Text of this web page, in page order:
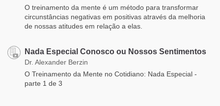
O treinamento da mente é um método para transformar
circunstâncias negativas em positivas através da melhoria
de nossas atitudes em relação a elas.
Nada Especial Conosco ou Nossos Sentimentos
Dr. Alexander Berzin
O Treinamento da Mente no Cotidiano: Nada Especial -
parte 1 de 3